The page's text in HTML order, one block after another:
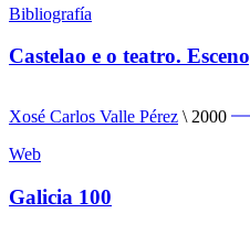
Bibliografía
Castelao e o teatro.
Xosé Carlos Valle Pérez
2000
Web
Galicia 100